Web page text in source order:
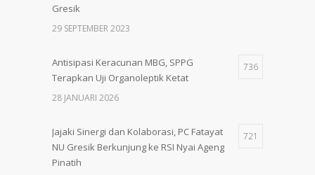
Gresik
29 SEPTEMBER 2023
Antisipasi Keracunan MBG, SPPG
Terapkan Uji Organoleptik Ketat
736
28 JANUARI 2026
Jajaki Sinergi dan Kolaborasi, PC Fatayat
NU Gresik Berkunjung ke RSI Nyai Ageng
Pinatih
721